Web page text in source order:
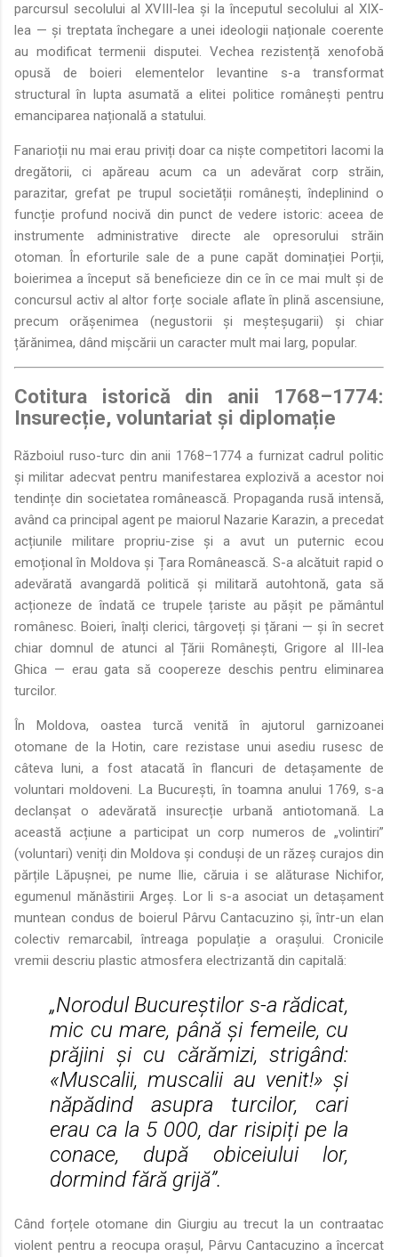
parcursul secolului al XVIII-lea și la începutul secolului al XIX-
lea — și treptata închegare a unei ideologii naționale coerente
au modificat termenii disputei. Vechea rezistență xenofobă
opusă de boieri elementelor levantine s-a transformat
structural în lupta asumată a elitei politice românești pentru
emanciparea națională a statului.
Fanarioții nu mai erau priviți doar ca niște competitori lacomi la
dregătorii, ci apăreau acum ca un adevărat corp străin,
parazitar, grefat pe trupul societății românești, îndeplinind o
funcție profund nocivă din punct de vedere istoric: aceea de
instrumente administrative directe ale opresorului străin
otoman. În eforturile sale de a pune capăt dominației Porții,
boierimea a început să beneficieze din ce în ce mai mult și de
concursul activ al altor forțe sociale aflate în plină ascensiune,
precum orășenimea (negustorii și meșteșugarii) și chiar
țărănimea, dând mișcării un caracter mult mai larg, popular.
Cotitura istorică din anii 1768–1774:
Insurecție, voluntariat și diplomație
Războiul ruso-turc din anii 1768–1774 a furnizat cadrul politic
și militar adecvat pentru manifestarea explozivă a acestor noi
tendințe din societatea românească. Propaganda rusă intensă,
având ca principal agent pe maiorul Nazarie Karazin, a precedat
acțiunile militare propriu-zise și a avut un puternic ecou
emoțional în Moldova și Țara Românească. S-a alcătuit rapid o
adevărată avangardă politică și militară autohtonă, gata să
acționeze de îndată ce trupele țariste au pășit pe pământul
românesc. Boieri, înalți clerici, târgoveți și țărani — și în secret
chiar domnul de atunci al Țării Românești, Grigore al III-lea
Ghica — erau gata să coopereze deschis pentru eliminarea
turcilor.
În Moldova, oastea turcă venită în ajutorul garnizoanei
otomane de la Hotin, care rezistase unui asediu rusesc de
câteva luni, a fost atacată în flancuri de detașamente de
voluntari moldoveni. La București, în toamna anului 1769, s-a
declanșat o adevărată insurecție urbană antiotomană. La
această acțiune a participat un corp numeros de „volintiri”
(voluntari) veniți din Moldova și conduși de un răzeș curajos din
părțile Lăpușnei, pe nume Ilie, căruia i se alăturase Nichifor,
egumenul mănăstirii Argeș. Lor li s-a asociat un detașament
muntean condus de boierul Pârvu Cantacuzino și, într-un elan
colectiv remarcabil, întreaga populație a orașului. Cronicile
vremii descriu plastic atmosfera electrizantă din capitală:
„Norodul Bucureștilor s-a rădicat,
mic cu mare, până și femeile, cu
prăjini și cu cărămizi, strigând:
«Muscalii, muscalii au venit!» și
năpădind asupra turcilor, cari
erau ca la 5 000, dar risipiți pe la
conace, după obiceiului lor,
dormind fără grijă”.
Când forțele otomane din Giurgiu au trecut la un contraatac
violent pentru a reocupa orașul, Pârvu Cantacuzino a încercat